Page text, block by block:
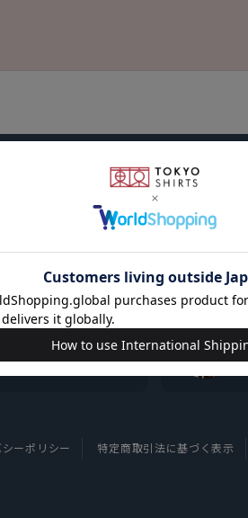
東京シャツについて
ーポリシー 特定商取引法に基づく表示